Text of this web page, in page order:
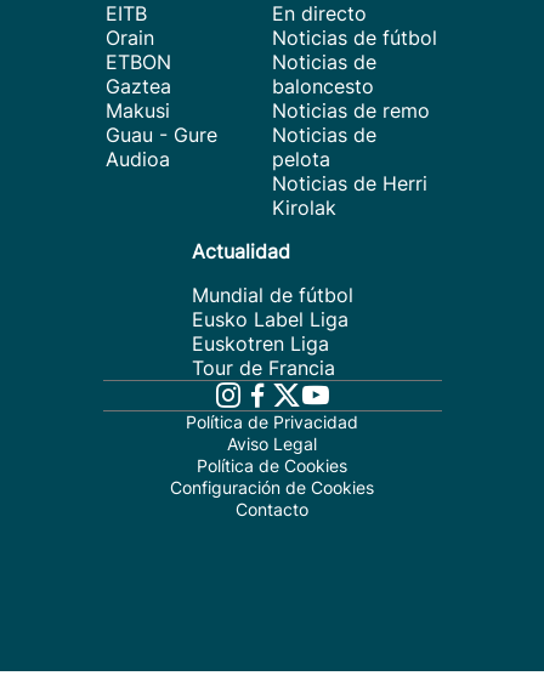
EITB
Orain
ETBON
Gaztea
Makusi
Guau - Gure
Audioa
En directo
Noticias de fútbol
Noticias de
baloncesto
Noticias de remo
Noticias de
pelota
Noticias de Herri
Kirolak
Actualidad
Mundial de fútbol
Eusko Label Liga
Euskotren Liga
Tour de Francia
Política de Privacidad
Aviso Legal
Política de Cookies
Configuración de Cookies
Contacto